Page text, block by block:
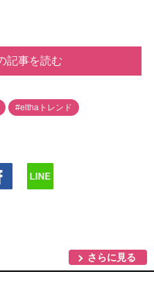
記事を読む
#elthaトレンド
さらに見る